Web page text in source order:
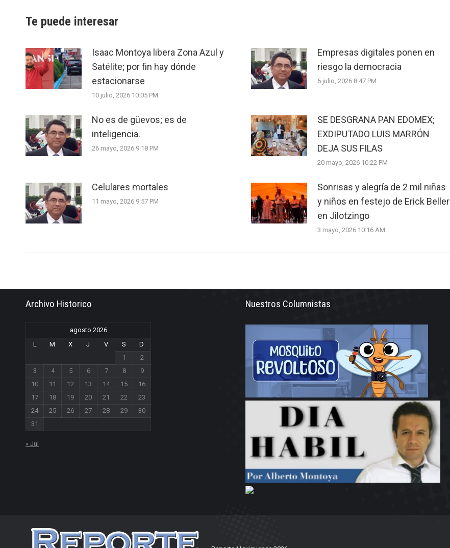
Te puede interesar
Isaac Montoya libera Zona Azul y
Satélite; por fin hay dónde
estacionarse
10 julio, 2026 10:05 PM
Empresas digitales ponen en
riesgo la democracia
6 julio, 2026 8:47 PM
No es de güevos; es de
inteligencia.
26 mayo, 2026 9:18 PM
SE DESGRANA PAN EDOMEX;
EXDIPUTADO LUIS MARRÓN
DEJA SUS FILAS
20 mayo, 2026 10:22 PM
Celulares mortales
11 mayo, 2026 9:57 PM
Sonrisas y alegría de 2 mil niñas
y niños en festejo de Erick Beller
en Jilotzingo
3 mayo, 2026 10:16 AM
Archivo Historico
agosto 2026
L
M X J V S
D
1
2
3
4 5 6 7 8
9
10
11 12 13 14 15
16
17
18 19 20 21 22
23
24
25 26 27 28 29
30
31
« Jul
Nuestros Columnistas